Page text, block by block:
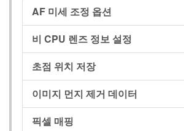
AF 미세 조정 옵션
비 CPU 렌즈 정보 설정
초점 위치 저장
이미지 먼지 제거 데이터
픽셀 매핑